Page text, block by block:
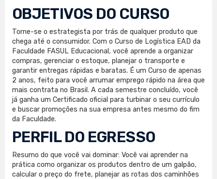
OBJETIVOS DO CURSO
Torne-se o estrategista por trás de qualquer produto que
chega até o consumidor. Com o Curso de Logística EAD da
Faculdade FASUL Educacional, você aprende a organizar
compras, gerenciar o estoque, planejar o transporte e
garantir entregas rápidas e baratas. É um Curso de apenas
2 anos, feito para você arrumar emprego rápido na área que
mais contrata no Brasil. A cada semestre concluído, você
já ganha um Certificado oficial para turbinar o seu currículo
e buscar promoções na sua empresa antes mesmo do fim
da Faculdade.
PERFIL DO EGRESSO
Resumo do que você vai dominar: Você vai aprender na
prática como organizar os produtos dentro de um galpão,
calcular o preço do frete, planejar as rotas dos caminhões